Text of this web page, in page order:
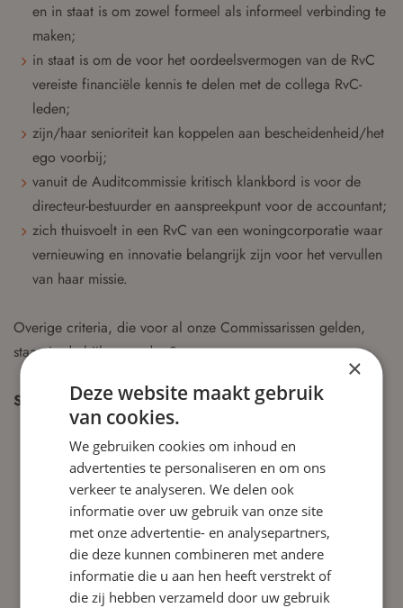
en in staat is om zowel formeel als informeel verbinding te
maken;
in staat is om de voor het oordeelsvermogen van de RvC
vereiste financiële kennis te delen met de collega RvC-
leden;
zijn/haar senioriteit kan koppelen aan bescheidenheid/het
ego voorbij;
vanuit de Auditcommissie kritisch klankbord is voor de
directeur-bestuurder en aanspreekpunt voor de accountant;
zich thuisvoelt in een RvC van een woningcorporatie waar
vernieuwing en innovatie belangrijk zijn voor het vervullen
van haar missie.
Overige criteria, die voor al onze Commissarissen gelden,
staan in de bijlage onder 8.
Sité biedt
Een team dat open en transparant communiceert en waar
ook humor een plek heeft.
De vergoeding voor de leden van de RvC is conform de
adviesregel van de Vereniging van Toezichthouders in
Woningcorporaties (VTW) en past binnen de Wet
normering bezoldiging topfunctionarissen publieke en
semipublieke sector.
×
Deze website maakt gebruik
van cookies.
We gebruiken cookies om inhoud en
advertenties te personaliseren en om ons
verkeer te analyseren. We delen ook
informatie over uw gebruik van onze site
met onze advertentie- en analysepartners,
die deze kunnen combineren met andere
informatie die u aan hen heeft verstrekt of
die zij hebben verzameld door uw gebruik